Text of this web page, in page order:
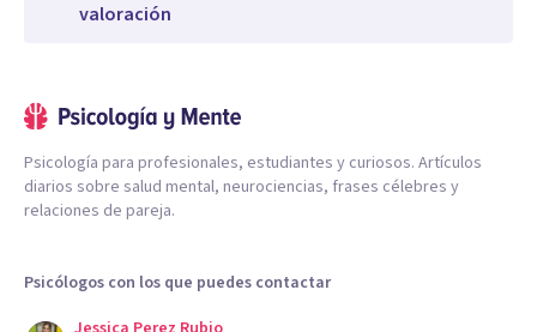
valoración
Psicología para profesionales, estudiantes y curiosos. Artículos
diarios sobre salud mental, neurociencias, frases célebres y
relaciones de pareja.
Psicólogos con los que puedes contactar